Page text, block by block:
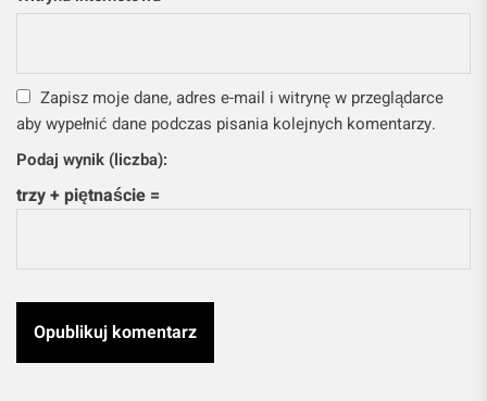
Zapisz moje dane, adres e-mail i witrynę w przeglądarce
aby wypełnić dane podczas pisania kolejnych komentarzy.
Podaj wynik (liczba):
trzy + piętnaście =